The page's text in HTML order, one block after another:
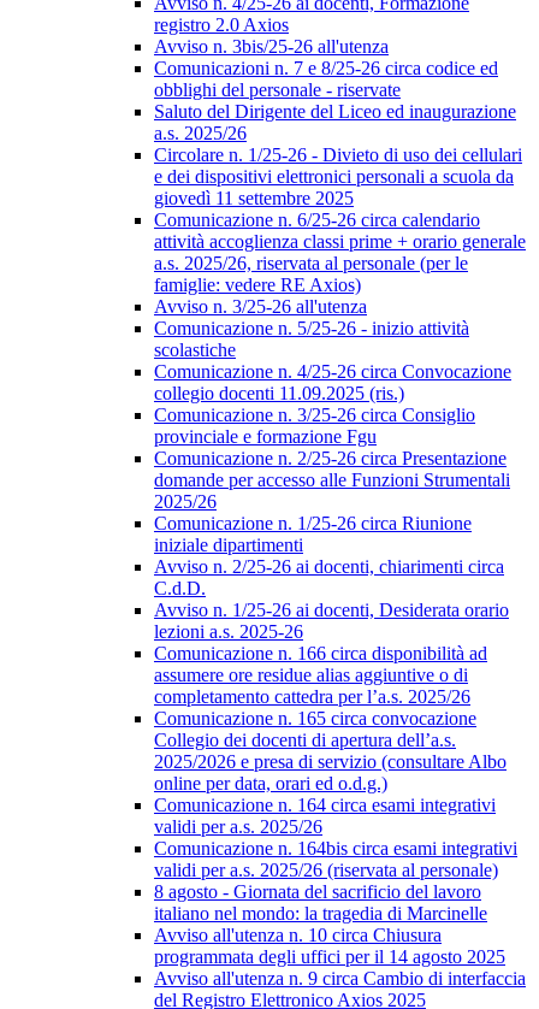
registro 2.0 Axios
Avviso n. 3bis/25-26 all'utenza
Comunicazioni n. 7 e 8/25-26 circa codice ed
obblighi del personale - riservate
Saluto del Dirigente del Liceo ed inaugurazione
a.s. 2025/26
Circolare n. 1/25-26 - Divieto di uso dei cellulari
e dei dispositivi elettronici personali a scuola da
giovedì 11 settembre 2025
Comunicazione n. 6/25-26 circa calendario
attività accoglienza classi prime + orario generale
a.s. 2025/26, riservata al personale (per le
famiglie: vedere RE Axios)
Avviso n. 3/25-26 all'utenza
Comunicazione n. 5/25-26 - inizio attività
scolastiche
Comunicazione n. 4/25-26 circa Convocazione
collegio docenti 11.09.2025 (ris.)
Comunicazione n. 3/25-26 circa Consiglio
provinciale e formazione Fgu
Comunicazione n. 2/25-26 circa Presentazione
domande per accesso alle Funzioni Strumentali
2025/26
Comunicazione n. 1/25-26 circa Riunione
iniziale dipartimenti
Avviso n. 2/25-26 ai docenti, chiarimenti circa
C.d.D.
Avviso n. 1/25-26 ai docenti, Desiderata orario
lezioni a.s. 2025-26
Comunicazione n. 166 circa disponibilità ad
assumere ore residue alias aggiuntive o di
completamento cattedra per l’a.s. 2025/26
Comunicazione n. 165 circa convocazione
Collegio dei docenti di apertura dell’a.s.
2025/2026 e presa di servizio (consultare Albo
online per data, orari ed o.d.g.)
Comunicazione n. 164 circa esami integrativi
validi per a.s. 2025/26
Comunicazione n. 164bis circa esami integrativi
validi per a.s. 2025/26 (riservata al personale)
8 agosto - Giornata del sacrificio del lavoro
italiano nel mondo: la tragedia di Marcinelle
Avviso all'utenza n. 10 circa Chiusura
programmata degli uffici per il 14 agosto 2025
Avviso all'utenza n. 9 circa Cambio di interfaccia
del Registro Elettronico Axios 2025